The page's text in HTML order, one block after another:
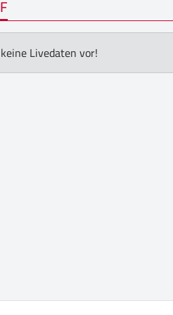
Livedaten vor!